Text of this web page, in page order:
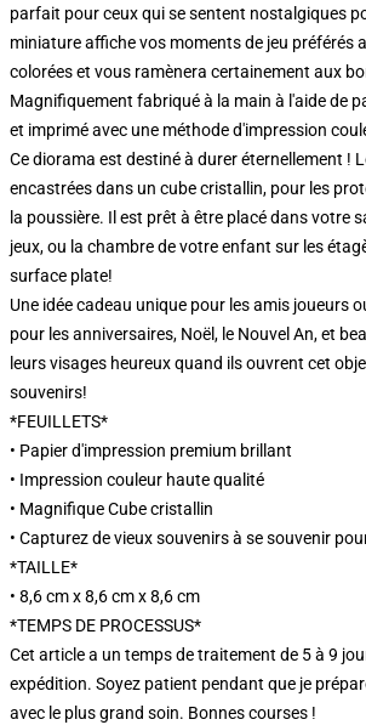
parfait pour ceux qui se sentent nostalgiques
miniature affiche vos moments de jeu préférés
colorées et vous ramènera certainement aux
Magnifiquement fabriqué à la main à l'aide de
et imprimé avec une méthode d'impression
Ce diorama est destiné à durer éternellement !
encastrées dans un cube cristallin, pour les
la poussière. Il est prêt à être placé dans votre
jeux, ou la chambre de votre enfant sur les
surface plate!
Une idée cadeau unique pour les amis joueurs
pour les anniversaires, Noël, le Nouvel An, et
leurs visages heureux quand ils ouvrent cet
souvenirs!
*FEUILLETS*
• Papier d'impression premium brillant
• Impression couleur haute qualité
• Magnifique Cube cristallin
• Capturez de vieux souvenirs à se souvenir
*TAILLE*
• 8,6 cm x 8,6 cm x 8,6 cm
*TEMPS DE PROCESSUS*
Cet article a un temps de traitement de 5 à 9
expédition. Soyez patient pendant que je
avec le plus grand soin. Bonnes courses !